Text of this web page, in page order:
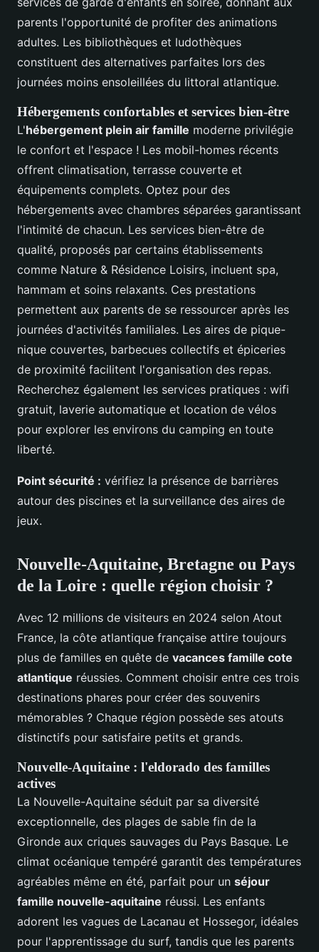
parents l'opportunité de profiter des animations
adultes. Les bibliothèques et ludothèques
constituent des alternatives parfaites lors des
journées moins ensoleillées du littoral atlantique.
Hébergements confortables et services bien-être
L'hébergement plein air famille moderne privilégie
le confort et l'espace ! Les mobil-homes récents
offrent climatisation, terrasse couverte et
équipements complets. Optez pour des
hébergements avec chambres séparées garantissant
l'intimité de chacun. Les services bien-être de
qualité, proposés par certains établissements
comme Nature & Résidence Loisirs, incluent spa,
hammam et soins relaxants. Ces prestations
permettent aux parents de se ressourcer après les
journées d'activités familiales. Les aires de pique-
nique couvertes, barbecues collectifs et épiceries
de proximité facilitent l'organisation des repas.
Recherchez également les services pratiques : wifi
gratuit, laverie automatique et location de vélos
pour explorer les environs du camping en toute
liberté.
Point sécurité : vérifiez la présence de barrières
autour des piscines et la surveillance des aires de
jeux.
Nouvelle-Aquitaine, Bretagne ou Pays
de la Loire : quelle région choisir ?
Avec 12 millions de visiteurs en 2024 selon Atout
France, la côte atlantique française attire toujours
plus de familles en quête de vacances famille cote
atlantique réussies. Comment choisir entre ces trois
destinations phares pour créer des souvenirs
mémorables ? Chaque région possède ses atouts
distinctifs pour satisfaire petits et grands.
Nouvelle-Aquitaine : l'eldorado des familles
actives
La Nouvelle-Aquitaine séduit par sa diversité
exceptionnelle, des plages de sable fin de la
Gironde aux criques sauvages du Pays Basque. Le
climat océanique tempéré garantit des températures
agréables même en été, parfait pour un séjour
famille nouvelle-aquitaine réussi. Les enfants
adorent les vagues de Lacanau et Hossegor, idéales
pour l'apprentissage du surf, tandis que les parents